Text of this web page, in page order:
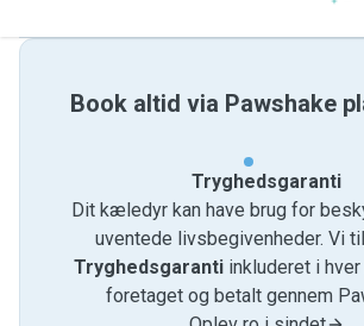
Book altid via Pawshake
Tryghedsgaranti
Dit kæledyr kan have brug for
uventede livsbegivenheder. Vi
Tryghedsgaranti inkluderet i
foretaget og betalt gennem